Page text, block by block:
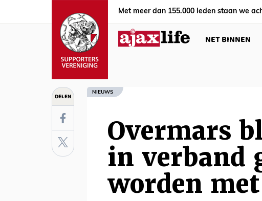
Met meer dan 155.000 leden staan we
NET BINNEN
DELEN NIEUWS
Overmars
in verband
worden